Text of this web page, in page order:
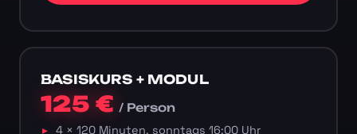
BASISKURS + MODUL
125 €/ Person
4 × 120 Minuten, sonntags 16:00 Uhr